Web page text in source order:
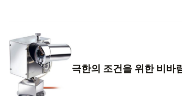
극한의 조건을 위한 비바